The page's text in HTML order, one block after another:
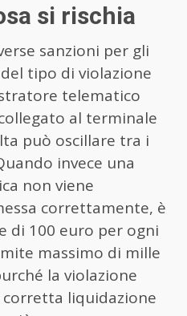
si rischia
sanzioni per gli
tipo di violazione
telematico
al terminale
può oscillare tra i
invece una
non viene
correttamente, è
di 100 euro per ogni
massimo di mille
la violazione
liquidazione